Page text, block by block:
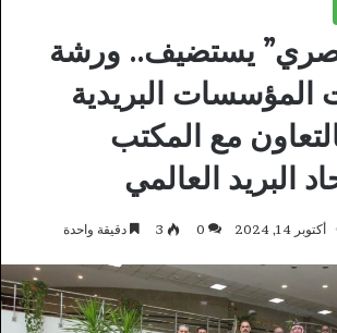
يستضيف.. ورشة
المؤسسات البريدية
مع المكتب
البريد العالمي
أكتوبر 14, 2024 0
3 دقيقة واحدة